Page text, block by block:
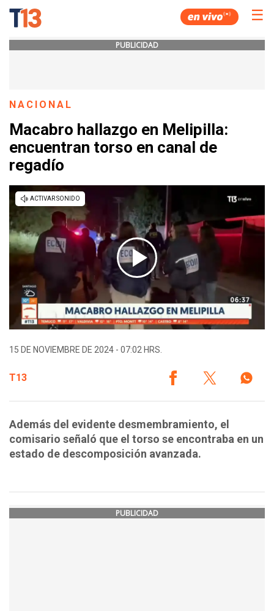
☰
PUBLICIDAD
NACIONAL
Macabro hallazgo en Melipilla:
encuentran torso en canal de
regadío
15 DE NOVIEMBRE DE 2024 - 07:02 HRS.
T13
Además del evidente desmembramiento, el
comisario señaló que el torso se encontraba en un
estado de descomposición avanzada.
PUBLICIDAD